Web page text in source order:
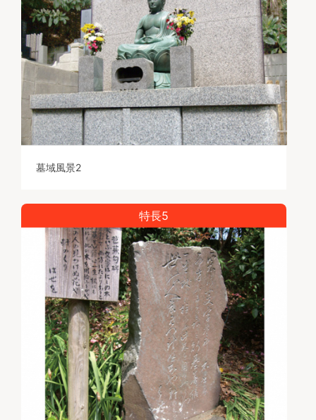
墓域風景2
特長5